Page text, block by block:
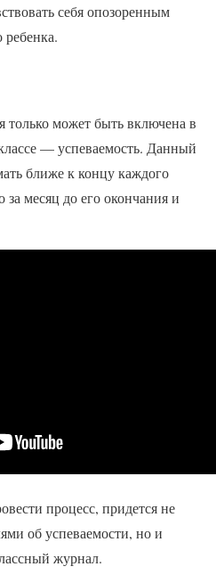
себя опозоренным
ребенка.
только может быть включена в
— успеваемость. Данный
ближе к концу каждого
месяц до его окончания и
процесс, придется не
об успеваемости, но и
журнал.